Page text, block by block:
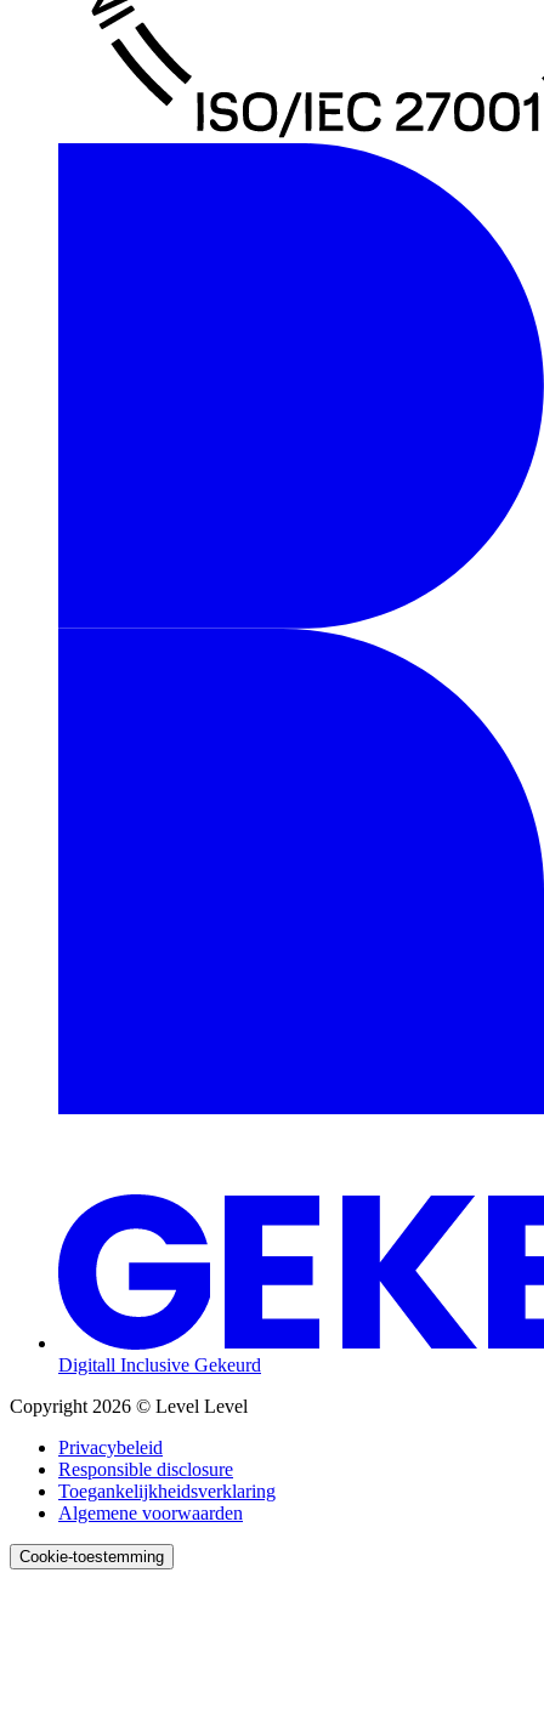
Digitall Inclusive Gekeurd
Copyright 2026 © Level Level
Privacybeleid
Responsible disclosure
Toegankelijk­heids­verklaring
Algemene voorwaarden
Cookie-toestemming